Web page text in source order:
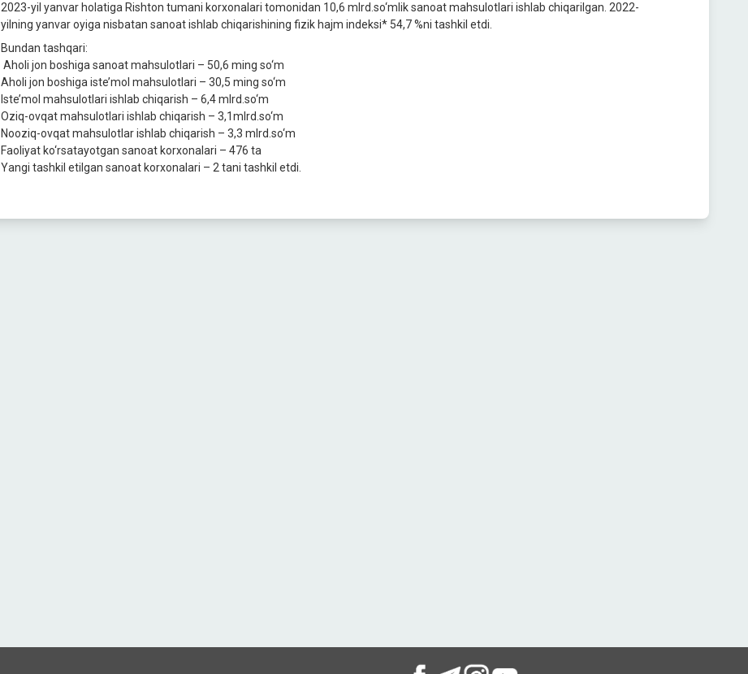
2023-yil yanvar holatiga Rishton tumani korxonalari tomonidan 10,6 mlrd.so‘mlik sanoat mahsulotlari ishlab chiqarilgan. 2022-
yilning yanvar oyiga nisbatan sanoat ishlab chiqarishining fizik hajm indeksi* 54,7 %ni tashkil etdi.
Bundan tashqari:
Aholi jon boshiga sanoat mahsulotlari – 50,6 ming so‘m
Aholi jon boshiga iste’mol mahsulotlari – 30,5 ming so‘m
Iste’mol mahsulotlari ishlab chiqarish – 6,4 mlrd.so‘m
Oziq-ovqat mahsulotlari ishlab chiqarish – 3,1mlrd.so‘m
Nooziq-ovqat mahsulotlar ishlab chiqarish – 3,3 mlrd.so‘m
Faoliyat ko‘rsatayotgan sanoat korxonalari – 476 ta
Yangi tashkil etilgan sanoat korxonalari – 2 tani tashkil etdi.